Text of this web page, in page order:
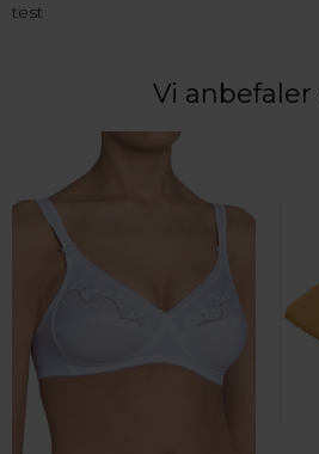
test
Vi anbefaler